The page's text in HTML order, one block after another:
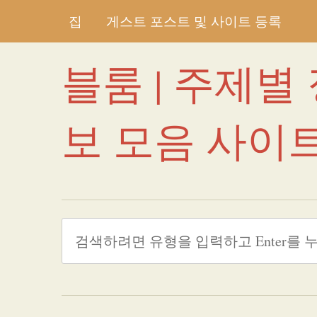
집 게스트 포스트 및 사이트 등록
블룸 | 주제별
보 모음 사이